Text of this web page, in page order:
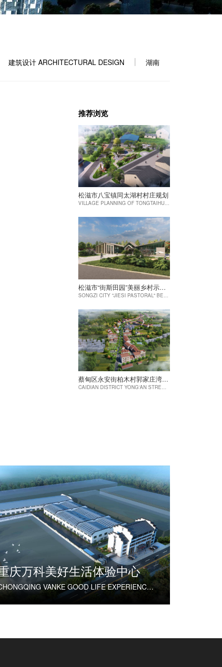
建筑设计 ARCHITECTURAL DESIGN 湖南
推荐浏览
松滋市八宝镇同太湖村村庄规划
VILLAGE PLANNING OF TONGTAIHU VILLAGE, BABAO TOWN, SONGZI CITY
松滋市“街斯田园”美丽乡村示范片建设项目
蔡甸区永安街柏木村郭家庄湾省级美丽乡村试点建设项目
CAIDIAN DISTRICT YONG'AN STREET CYPRESS VILLAGE GUOJIAZHUANG BAY PROVINCIAL BEAUTIFUL VILLAGE PILOT CONSTRUCTION PROJECT
庆万科美好生活体验中心
CHONGQING VANKE GOOD LIFE EXPERIENCE CENTER